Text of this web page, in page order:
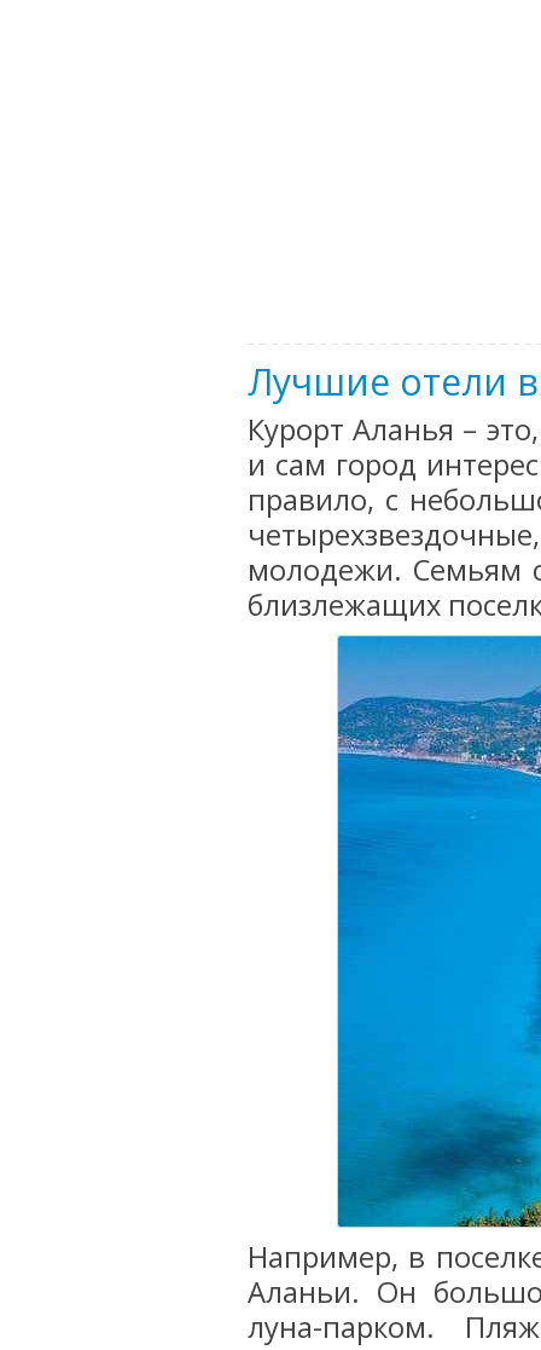
Лучшие отели
Курорт Аланья –
и сам город
правило, с
молодежи. Семьям
близлежащих
Например, в
Аланьи. Он
луна-парком.